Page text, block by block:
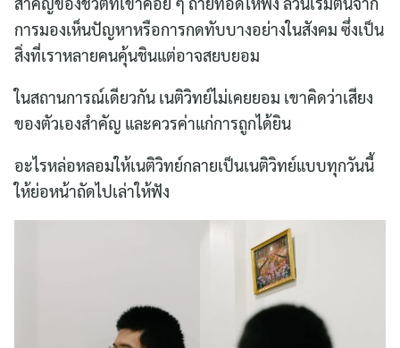
การมองเห็นปัญหาหรือการกดทับบางอย่างในสังคม ซึ่งเป็น
สิ่งที่เราหลายคนคุ้นชินแต่อาจสยบยอม
ในสถานการณ์เดียวกัน เนติวิทย์ไม่เคยยอม เขาคิดว่าเสียง
ของตัวเองสำคัญ และควรค่าแก่การถูกได้ยิน
อะไรหล่อหลอมให้เนติวิทย์กลายเป็นเนติวิทย์แบบทุกวันนี้
ให้ย่อหน้าถัดไปเล่าให้ฟัง